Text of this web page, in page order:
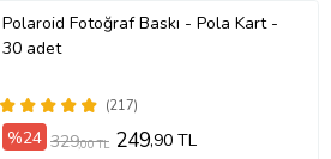
Polaroid Fotoğraf Baskı - Pola Kart -
30 adet
(217)
%24 329,00 TL 249,90 TL